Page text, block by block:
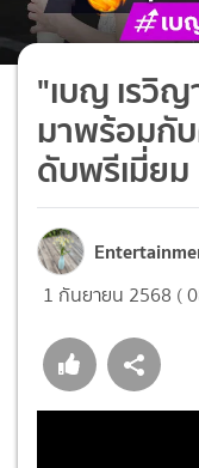
"เบญ เรวิ
มาพร้อมกั
ดับพรีเมี่ยม
1 กันยายน 2568 (